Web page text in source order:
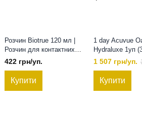
Розчин Biotrue 120 мл |
Розчин для контактних
лінз з гіалуроновою
кислотою, 120 мл
422 грн/уп.
Купити
1 day Acuvue
Hydraluxe 1уп
Одноденні
1 507 грн/уп.
Купити